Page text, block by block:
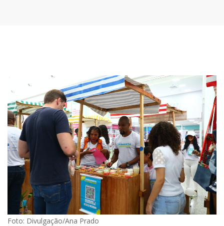
Foto: Divulgação/Ana Prado